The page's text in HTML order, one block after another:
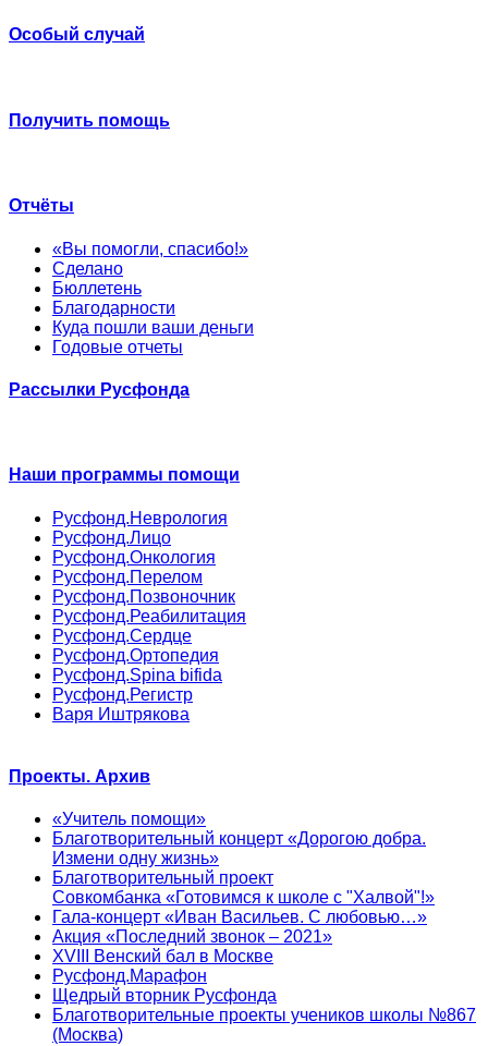
Особый случай
Получить помощь
Отчёты
«Вы помогли, спасибо!»
Сделано
Бюллетень
Благодарности
Куда пошли ваши деньги
Годовые отчеты
Рассылки Русфонда
Наши программы помощи
Русфонд.Неврология
Русфонд.Лицо
Русфонд.Онкология
Русфонд.Перелом
Русфонд.Позвоночник
Русфонд.Реабилитация
Русфонд.Сердце
Русфонд.Ортопедия
Русфонд.Spina bifida
Русфонд.Регистр
Варя Иштрякова
Проекты. Архив
«Учитель помощи»
Благотворительный концерт «Дорогою добра.
Измени одну жизнь»
Благотворительный проект
Совкомбанка «Готовимся к школе с "Халвой"!»
Гала-концерт «Иван Васильев. С любовью…»
Акция «Последний звонок – 2021»
XVIII Венский бал в Москве
Русфонд.Марафон
Щедрый вторник Русфонда
Благотворительные проекты учеников школы №867
(Москва)